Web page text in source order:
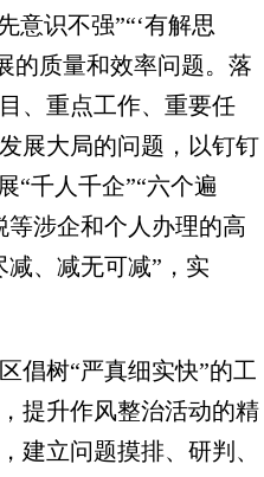
意识不强”“‘有解思
的质量和效率问题。落
、重点工作、重要任
展大局的问题，以钉钉
“千人千企”“六个遍
涉企和个人办理的高
、减无可减”，实
树“严真细实快”的工
提升作风整治活动的精
建立问题摸排、研判、